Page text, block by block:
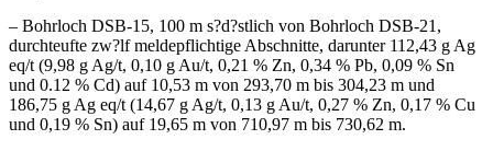
– Bohrloch DSB-15, 100 m s?d?stlich von Bohrloch DSB-21,
durchteufte zw?lf meldepflichtige Abschnitte, darunter 112,43 g Ag
eq/t (9,98 g Ag/t, 0,10 g Au/t, 0,21 % Zn, 0,34 % Pb, 0,09 % Sn
und 0.12 % Cd) auf 10,53 m von 293,70 m bis 304,23 m und
186,75 g Ag eq/t (14,67 g Ag/t, 0,13 g Au/t, 0,27 % Zn, 0,17 % Cu
und 0,19 % Sn) auf 19,65 m von 710,97 m bis 730,62 m.